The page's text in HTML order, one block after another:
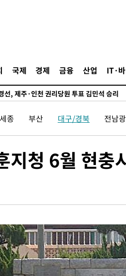
국제 경제 금융 산업 IT·
주·인천 순회경선…박선원·최민희·서미
대 당원투표 누적 득표율 45.42%로 1위…
코 이적 기뻐…등번호 7번 의미보단 팀 위해
위'…동해안 시간당 30㎜ '강한 비'[내일날
'펄펄'…동해안 일부 지역엔 호의주의보
명 늘어…누적 환자 3000명 돌파
종산삼 9뿌리 발견…감정가 1.3억원
시안게임서 '홈팀' 일본과 한일전
터보트 전복…1명 사망·1명 실종
접대 논란 사과…쇄신의 기회로 삼겠다"
대 논란' 축구협회 "실망과 걱정 안겨드려
…강원동해안 최대 150㎜ 비
마감…S&P 0.6% 나스닥 1.3%↑
세종 부산 대구/경북 전남
지청 6월 현